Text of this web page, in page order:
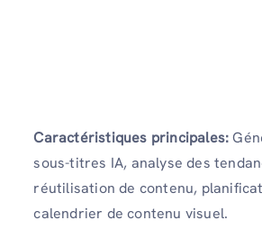
Caractéristiques principales:
sous-titres IA, analyse des
réutilisation de contenu,
calendrier de contenu visuel.